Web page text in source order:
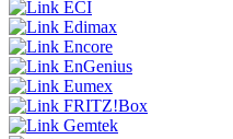
ECI
Edimax
Encore
EnGenius
Eumex
FRITZ!Box
Gemtek